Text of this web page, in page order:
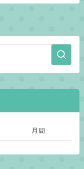
月間